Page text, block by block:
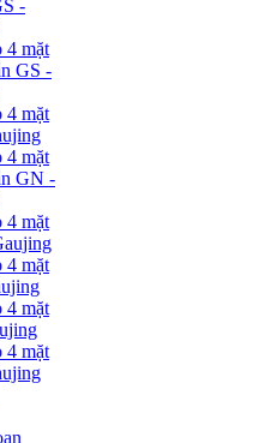
-
4 mặt
GS -
4 mặt
4 mặt
GN -
4 mặt
4 mặt
4 mặt
4 mặt